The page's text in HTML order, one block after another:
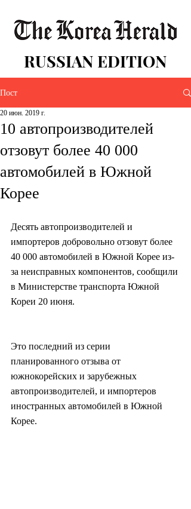
RUSSIAN EDITION
Пост
10 автопроизводителей
отзовут более 40 000
автомобилей в Южной
Корее
20 июн. 2019 г.
Десять автопроизводителей и
импортеров добровольно отзовут более
40 000 автомобилей в Южной Корее из-
за неисправных компонентов, сообщили
в Министерстве транспорта Южной
Кореи 20 июня.
Это последний из серии
планированного отзыва от
южнокорейских и зарубежных
автопроизводителей, и импортеров
иностранных автомобилей в Южной
Корее.